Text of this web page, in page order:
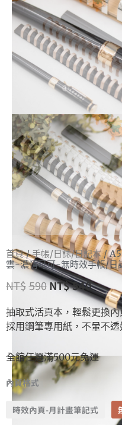
首頁/手帳/日誌/日記本/ A5
雲-濃情可可-無時效手帳/日
NT$590NT$540
抽取式活頁本，輕鬆更換
採用鋼筆專用紙，不暈不
全館任選滿500元免運
內頁格式
時效內頁-月計畫筆記式